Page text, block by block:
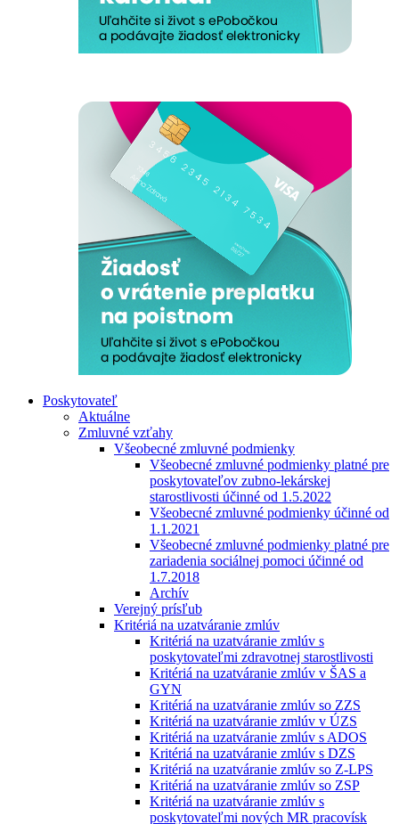
Poskytovateľ
Aktuálne
Zmluvné vzťahy
Všeobecné zmluvné podmienky
Všeobecné zmluvné podmienky platné pre
poskytovateľov zubno-lekárskej
starostlivosti účinné od 1.5.2022
Všeobecné zmluvné podmienky účinné od
1.1.2021
Všeobecné zmluvné podmienky platné pre
zariadenia sociálnej pomoci účinné od
1.7.2018
Archív
Verejný prísľub
Kritériá na uzatváranie zmlúv
Kritériá na uzatváranie zmlúv s
poskytovateľmi zdravotnej starostlivosti
Kritériá na uzatváranie zmlúv v ŠAS a
GYN
Kritériá na uzatváranie zmlúv so ZZS
Kritériá na uzatváranie zmlúv v ÚZS
Kritériá na uzatváranie zmlúv s ADOS
Kritériá na uzatváranie zmlúv s DZS
Kritériá na uzatváranie zmlúv so Z-LPS
Kritériá na uzatváranie zmlúv so ZSP
Kritériá na uzatváranie zmlúv s
poskytovateľmi nových MR pracovísk